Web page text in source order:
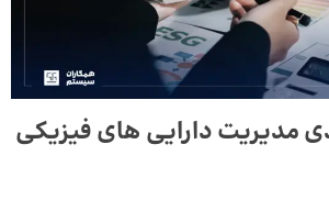
مدیریت دارایی‌ های فیزیکی